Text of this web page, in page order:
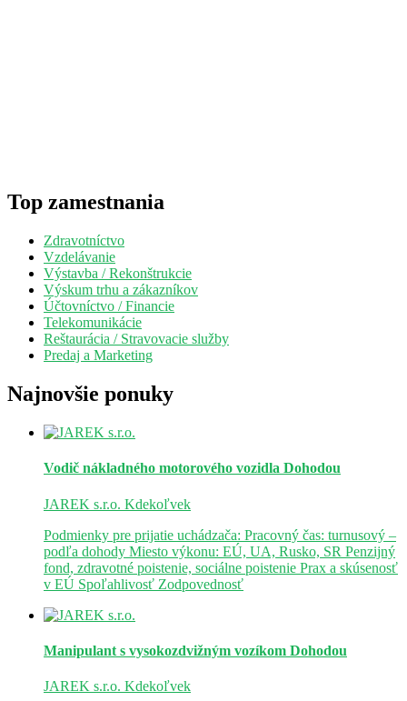
Top zamestnania
Zdravotníctvo
Vzdelávanie
Výstavba / Rekonštrukcie
Výskum trhu a zákazníkov
Účtovníctvo / Financie
Telekomunikácie
Reštaurácia / Stravovacie služby
Predaj a Marketing
Najnovšie ponuky
Vodič nákladného motorového vozidla Dohodou
JAREK s.r.o. Kdekoľvek
Podmienky pre prijatie uchádzača: Pracovný čas: turnusový –
podľa dohody Miesto výkonu: EÚ, UA, Rusko, SR Penzijný
fond, zdravotné poistenie, sociálne poistenie Prax a skúsenosť
v EÚ Spoľahlivosť Zodpovednosť
Manipulant s vysokozdvižným vozíkom Dohodou
JAREK s.r.o. Kdekoľvek